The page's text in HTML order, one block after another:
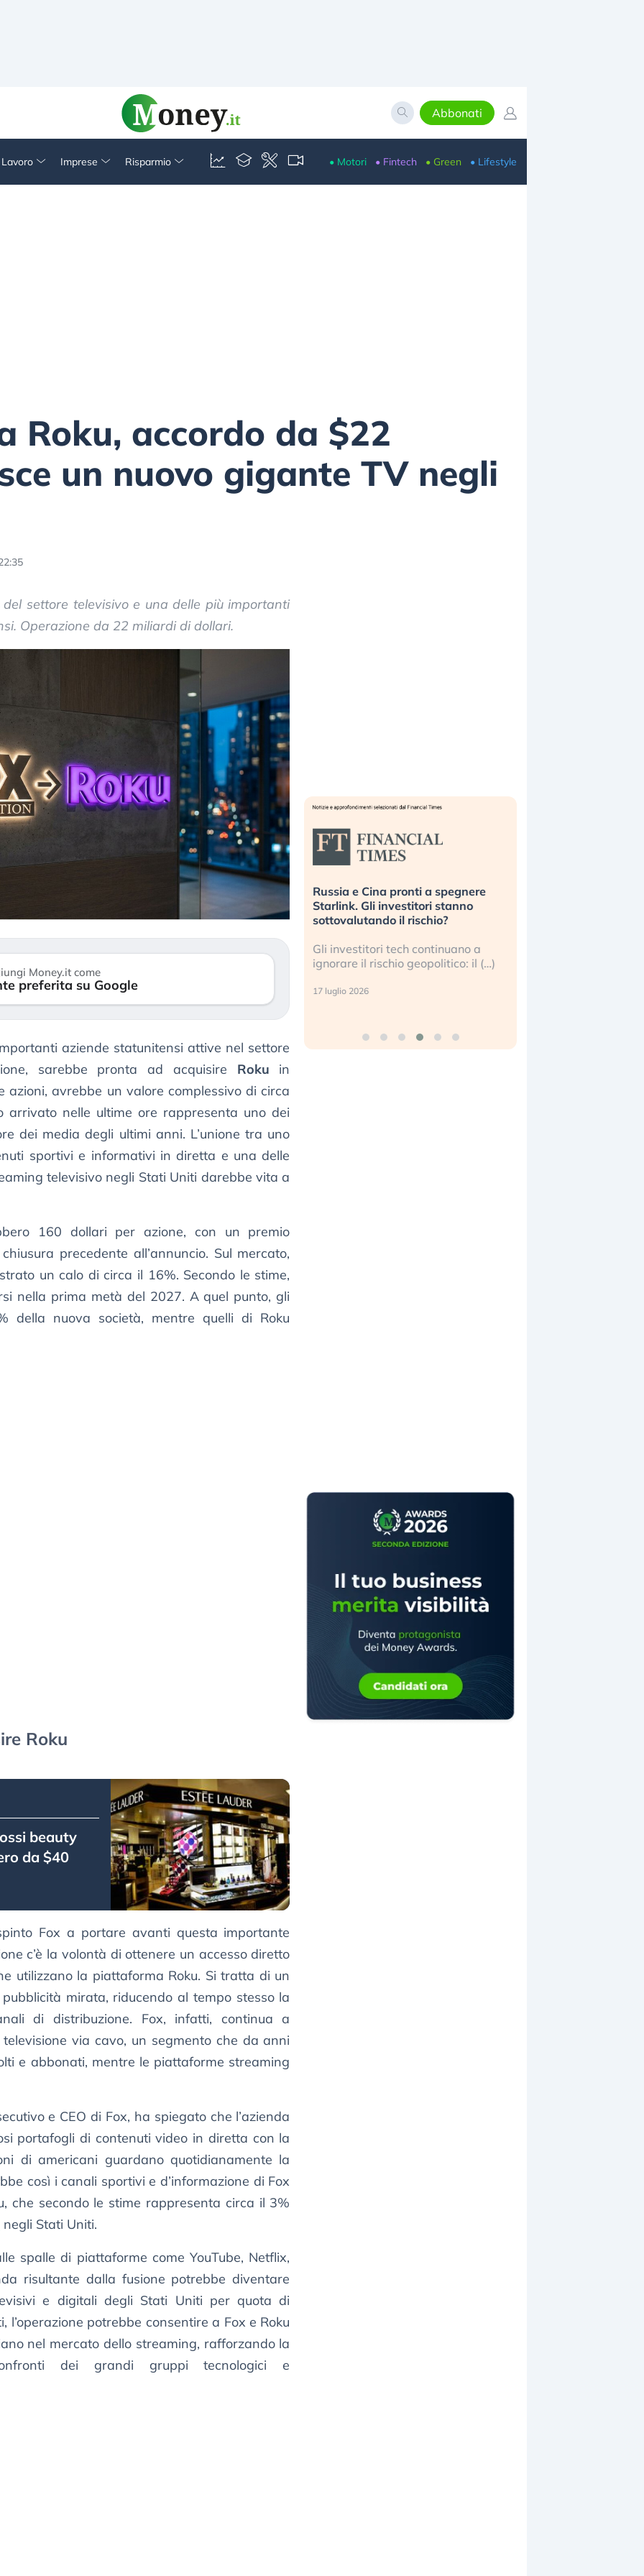
Abbonati
Imprese Risparmio • Motori • Fintech • Green • Lifestyle
Roku, accordo da $22
un nuovo gigante TV negli
settore televisivo e una delle più importanti
Operazione da 22 miliardi di dollari.
Money.it come
preferita su Google
aziende statunitensi attive nel settore
sarebbe pronta ad acquisire Roku in
azioni, avrebbe un valore complessivo di circa
arrivato nelle ultime ore rappresenta uno dei
dei media degli ultimi anni. L’unione tra uno
sportivi e informativi in diretta e una delle
televisivo negli Stati Uniti darebbe vita a
160 dollari per azione, con un premio
precedente all’annuncio. Sul mercato,
un calo di circa il 16%. Secondo le stime,
nella prima metà del 2027. A quel punto, gli
della nuova società, mentre quelli di Roku
Roku
beauty
da $40
Fox a portare avanti questa importante
c’è la volontà di ottenere un accesso diretto
utilizzano la piattaforma Roku. Si tratta di un
mirata, riducendo al tempo stesso la
di distribuzione. Fox, infatti, continua a
via cavo, un segmento che da anni
e abbonati, mentre le piattaforme streaming
e CEO di Fox, ha spiegato che l’azienda
portafogli di contenuti video in diretta con la
di americani guardano quotidianamente la
così i canali sportivi e d’informazione di Fox
che secondo le stime rappresenta circa il 3%
Stati Uniti.
spalle di piattaforme come YouTube, Netflix,
risultante dalla fusione potrebbe diventare
e digitali degli Stati Uniti per quota di
l’operazione potrebbe consentire a Fox e Roku
nel mercato dello streaming, rafforzando la
dei grandi gruppi tecnologici e
Investitori
Quando la finanza pesa più
ripetendo gli errori del 2008?
sempre più sganciata dall’economia
reale. (…)
24 luglio 2026
Russia e Cina pronti a spegnere
Starlink. Gli investitori stanno
sottovalutando il rischio?
Gli investitori tech continuano a
ignorare il rischio geopolitico: il (…)
17 luglio 2026